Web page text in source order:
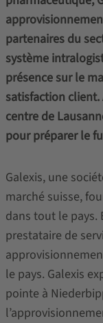
partenaires du
système
présence sur le
satisfaction client.
centre de
pour préparer le
Galexis, une
marché suisse,
dans tout le pays.
prestataire de
le pays. Galexis
pointe à